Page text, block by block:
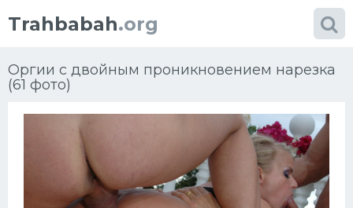
Trahbabah.org
Оргии с двойным проникновением нарезка
(61 фото)
Категориифото